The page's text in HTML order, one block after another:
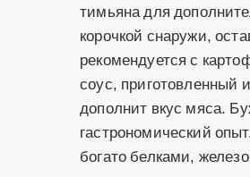
тимьяна для
корочкой снаружи,
рекомендуется с
соус, приготовленный
дополнит вкус мяса.
гастрономический
богато белками,